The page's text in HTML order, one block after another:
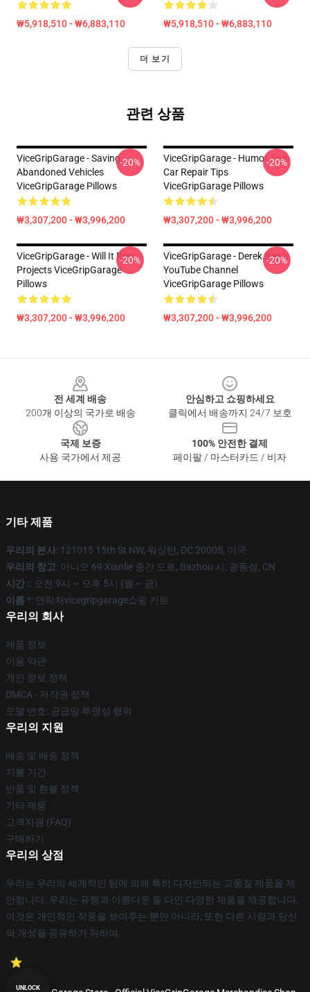
₩5,918,510 - ₩6,883,110 ₩5,918,510 - ₩6,883,110
더 보기
관련 상품
ViceGripGarage - Saving
Abandoned Vehicles
ViceGripGarage Pillows
₩3,307,200 - ₩3,996,200
-20%
ViceGripGarage - Humor And
Car Repair Tips
ViceGripGarage Pillows
₩3,307,200 - ₩3,996,200
-20%
ViceGripGarage - Will It Run
Projects ViceGripGarage
Pillows
₩3,307,200 - ₩3,996,200
-20%
ViceGripGarage - Derek Bieri's
YouTube Channel
ViceGripGarage Pillows
₩3,307,200 - ₩3,996,200
-20%
전 세계 배송
200개 이상의 국가로 배송
안심하고 쇼핑하세요
클릭에서 배송까지 24/7 보호
국제 보증
사용 국가에서 제공
100% 안전한 결제
페이팔 / 마스터카드 / 비자
기타 제품
우리의 본사: 121015 15th St NW, 워싱턴, DC 20005, 미국
우리의 창고: 아니오 69 Xianlie 중간 도로, Bazhou 시, 광동성, CN
시간 :: 오전 9시 ~ 오후 5시 (월 ~ 금)
이름 *: 연락처vicegripgarage쇼핑 카트
우리의 회사
제품 정보
이용 약관
개인 정보 정책
DMCA - 저작권 정책
모델 번호: 공급망 투명성 행위
우리의 지원
배송 및 배송 정책
지불 기간
반품 및 환불 정책
기타 제품
고객지원 (FAQ)
구매하기
우리의 상점
우리는 우리의 세계적인 팀에 의해 특히 디자인되는 고품질 제품을 제
안합니다. 우리는 유행과 아름다운 둘 다인 다양한 제품을 제공합니다.
이것은 개인적인 작풍을 보여주는 뿐만 아니라, 또한 다른 사람과 당신
의 개성을 공유하기 위하여.
UNLOCK